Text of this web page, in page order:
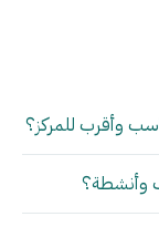
وأقرب للمركز؟
وأنشطة؟